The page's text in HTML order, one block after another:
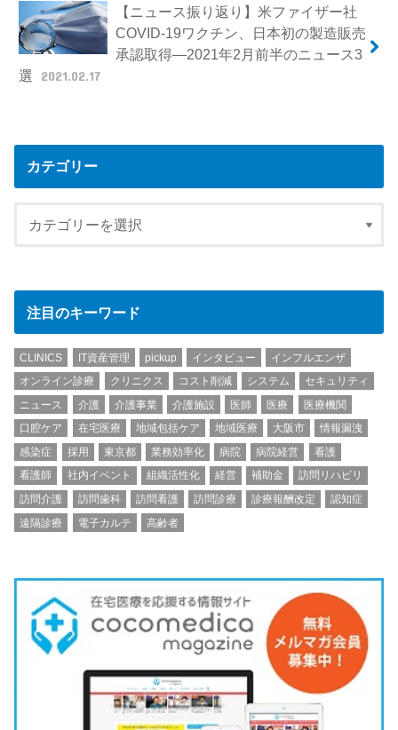
【ニュース振り返り】米ファイザー社
COVID-19ワクチン、日本初の製造販売
承認取得―2021年2月前半のニュース3
選
2021.02.17
カテゴリー
注目のキーワード
CLINICS IT資産管理 pickup インタビュー
インフルエンザ
オンライン診療
クリニクス コスト削減 システム
セキュリティ
ニュース
介護 介護事業 介護施設 医師 医療
医療機関
口腔ケア
在宅医療 地域包括ケア 地域医療 大阪市
情報漏洩
感染症
採用 東京都 業務効率化 病院 病院経営
看護
看護師
社内イベント 組織活性化 経営 補助金
訪問リハビリ
訪問介護
訪問歯科 訪問看護 訪問診療 診療報酬改定
認知症
遠隔診療
電子カルテ 高齢者